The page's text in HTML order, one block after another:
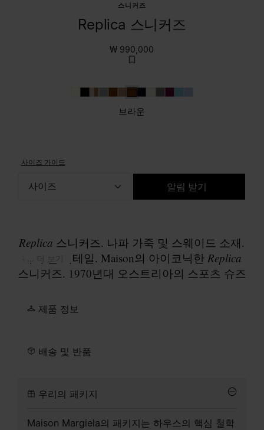
스니커즈
Replica 스니커즈
₩ 990,000
화이트
블랙베이지
흰색브라운
아도비 브라운
브라운
브라운
블루 나이트
Light Grey
무연탄
레드 와인
Aqua
사이즈 가이드
알림 받기
Replica 스니커즈. 나파 가죽 및 스웨이드 소재.
허니 솔 디테일. Maison의 아이코닉한 Replica
스니커즈. 1970년대 오스트리아의 스포츠 슈즈
따라 계속해서 재해석되는 디테일이 돋보이는
제품 정보
배송 및 반품
우리의 패키지
Maison Margiela의 패키지는 하우스의 핵심 철학